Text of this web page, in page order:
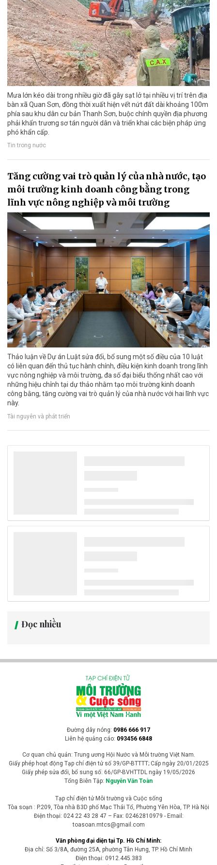
Mưa lớn kéo dài trong nhiều giờ đã gây sạt lở tại nhiều vị trí trên địa
bàn xã Quan Sơn, đồng thời xuất hiện vết nứt đất dài khoảng 100m
phía sau khu dân cư bản Thanh Sơn, buộc chính quyền địa phương
phải khẩn trương sơ tán người dân và triển khai các biện pháp ứng
phó khẩn cấp.
Tin trong nước
Tăng cường vai trò quản lý của nhà nước, tạo
môi trường kinh doanh công bằng trong
lĩnh vực nông nghiệp và môi trường
Thảo luận về Dự án Luật sửa đổi, bổ sung một số điều của 10 luật
có liên quan đến thủ tục hành chính, điều kiện kinh doanh trong lĩnh
vực nông nghiệp và môi trường, đa số đại biểu thống nhất cao với
những hiệu chỉnh tại dự thảo nhằm tạo môi trường kinh doanh
công bằng, tăng cường vai trò quản lý của nhà nước với hai lĩnh vực
này.
Tài nguyên và phát triển
Đọc nhiều
Đường dây nóng: 0986 666 917
Liên hệ quảng cáo: 093456 6848
Cơ quan chủ quản: Trung ương Hội Nước và Môi trường Việt Nam.
Giấy phép hoạt động Tạp chí điện tử số 39/GP-BTTTT; Cấp ngày 20/01/2025
Giấy phép sửa đổi, bổ sung số: 66/GP-BVHTTDL ngày 19/05/2026
Tổng Biên Tập: Nguyễn Văn Toàn
Tạp chí điện tử Môi trường và Cuộc sống
Tòa soạn : P.209, Tòa nhà B3D phố Mạc Thái Tổ, Phường Yên Hòa, TP. Hà Nội
Điện thoại: 024 22 43 28 47 – Fax: 02462810979 - Email:
toasoan.mtcs@gmail.com
Văn phòng đại diện tại Tp. Hồ Chí Minh:
Địa chỉ: Số 3/8A, đường 25A, phường Tân Hưng, TP. Hồ Chí Minh
Điện thoại: 0912.445.383